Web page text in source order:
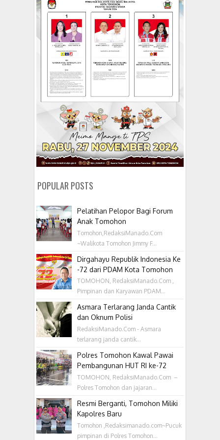
POPULAR POSTS
Pelatihan Pelopor Bagi Forum
Anak Tomohon
Tomohon,RedaksiManado.Com
~Walikota Tomohon Jimmy F...
Dirgahayu Republik Indonesia Ke
-72 dari PDAM Kota Tomohon
TOMOHON, RedaksiManado.Com ,
Pimpinan dan Karyawan PDAM...
Asmara Terlarang Janda Cantik
dan Oknum Polisi
RedaksiManado.Com - Asmara
terlarang janda cantik...
Polres Tomohon Kawal Pawai
Pembangunan HUT RI ke-72
TOMOHON, RedaksiManado.Com –
Polres Tomohon dan jajaran...
Resmi Berganti, Tomohon Miliki
Kapolres Baru
Tomohon ,Redaksimanado.com~Pucuk
pimpinan di Polres Tomohon...